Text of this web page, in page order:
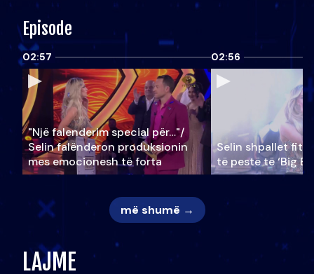
Episode
02:57
"Një falenderim special për…"/
Selin falënderon produksionin
mes emocionesh të forta
02:56
Selin shpallet
të pestë të ‘Big
më shumë →
LAJME